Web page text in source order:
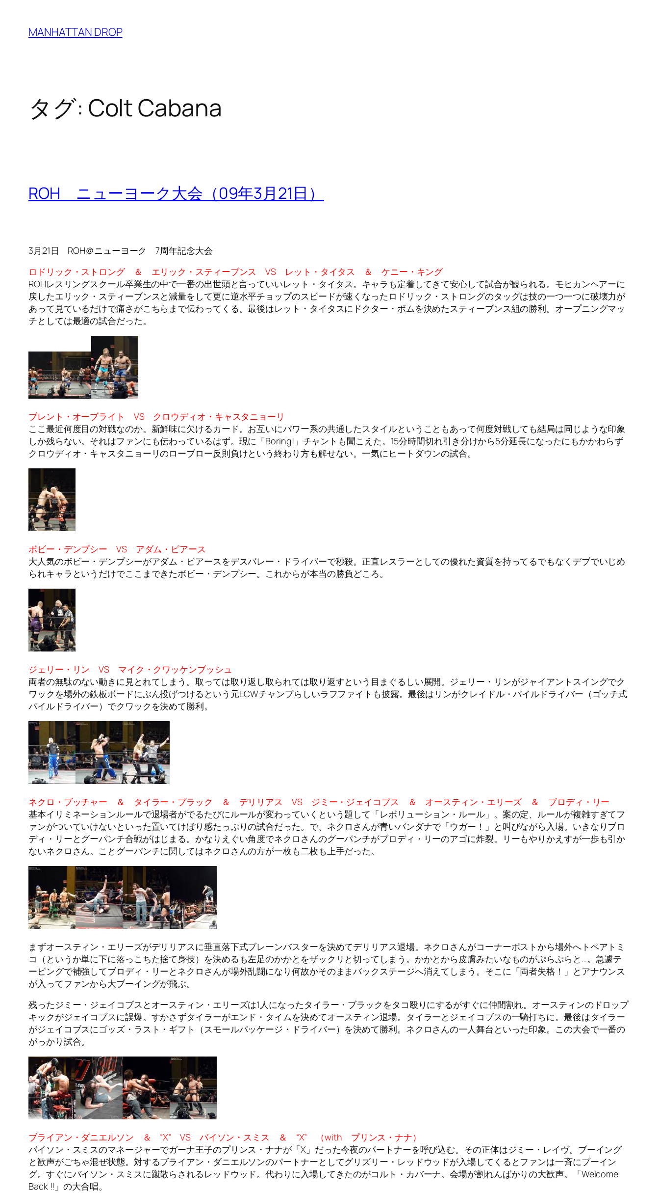
MANHATTAN DROP
タグ: Colt Cabana
ROH ニューヨーク大会（09年3月21日）
3月21日 ROH＠ニューヨーク 7周年記念大会
ロドリック・ストロング ＆ エリック・スティーブンス VS レット・タイタス ＆ ケニー・キング
ROHレスリングスクール卒業生の中で一番の出世頭と言っていいレット・タイタス。キャラも定着してきて安心して試合が観られる。モヒカンヘアーに
戻したエリック・スティーブンスと減量をして更に逆水平チョップのスピードが速くなったロドリック・ストロングのタッグは技の一つ一つに破壊力が
あって見ているだけで痛さがこちらまで伝わってくる。最後はレット・タイタスにドクター・ボムを決めたスティーブンス組の勝利。オープニングマッ
チとしては最適の試合だった。
ブレント・オーブライト VS クロウディオ・キャスタニョーリ
ここ最近何度目の対戦なのか。新鮮味に欠けるカード。お互いにパワー系の共通したスタイルということもあって何度対戦しても結局は同じような印象
しか残らない。それはファンにも伝わっているはず。現に「Boring!」チャントも聞こえた。15分時間切れ引き分けから5分延長になったにもかかわらず
クロウディオ・キャスタニョーリのローブロー反則負けという終わり方も解せない。一気にヒートダウンの試合。
ボビー・デンプシー VS アダム・ピアース
大人気のボビー・デンプシーがアダム・ピアースをデスバレー・ドライバーで秒殺。正直レスラーとしての優れた資質を持ってるでもなくデブでいじめ
られキャラというだけでここまできたボビー・デンプシー。これからが本当の勝負どころ。
ジェリー・リン VS マイク・クワッケンブッシュ
両者の無駄のない動きに見とれてしまう。取っては取り返し取られては取り返すという目まぐるしい展開。ジェリー・リンがジャイアントスイングでク
ワックを場外の鉄板ボードにぶん投げつけるという元ECWチャンプらしいラフファイトも披露。最後はリンがクレイドル・パイルドライバー（ゴッチ式
パイルドライバー）でクワックを決めて勝利。
ネクロ・ブッチャー ＆ タイラー・ブラック ＆ デリリアス VS ジミー・ジェイコブス ＆ オースティン・エリーズ ＆ ブロディ・リー
基本イリミネーションルールで退場者がでるたびにルールが変わっていくという題して「レボリューション・ルール」。案の定、ルールが複雑すぎてフ
ァンがついていけないといった置いてけぼり感たっぷりの試合だった。で、ネクロさんが青いバンダナで「ウガー！」と叫びながら入場。いきなりブロ
ディ・リーとグーパンチ合戦がはじまる。かなりえぐい角度でネクロさんのグーパンチがブロディ・リーのアゴに炸裂。リーもやりかえすが一歩も引か
ないネクロさん。ことグーパンチに関してはネクロさんの方が一枚も二枚も上手だった。
まずオースティン・エリーズがデリリアスに垂直落下式ブレーンバスターを決めてデリリアス退場。ネクロさんがコーナーポストから場外へトペアトミ
コ（というか単に下に落っこちた捨て身技）を決めるも左足のかかとをザックリと切ってしまう。かかとから皮膚みたいなものがぷらぷらと…。急遽テ
ーピングで補強してブロディ・リーとネクロさんが場外乱闘になり何故かそのままバックステージへ消えてしまう。そこに「両者失格！」とアナウンス
が入ってファンから大ブーイングが飛ぶ。
残ったジミー・ジェイコブスとオースティン・エリーズは1人になったタイラー・ブラックをタコ殴りにするがすぐに仲間割れ。オースティンのドロップ
キックがジェイコブスに誤爆。すかさずタイラーがエンド・タイムを決めてオースティン退場。タイラーとジェイコブスの一騎打ちに。最後はタイラー
がジェイコブスにゴッズ・ラスト・ギフト（スモールパッケージ・ドライバー）を決めて勝利。ネクロさんの一人舞台といった印象。この大会で一番の
がっかり試合。
ブライアン・ダニエルソン ＆ “X” VS バイソン・スミス ＆ “X” （with プリンス・ナナ）
バイソン・スミスのマネージャーでガーナ王子のプリンス・ナナが「X」だった今夜のパートナーを呼び込む。その正体はジミー・レイヴ。ブーイング
と歓声がごちゃ混ぜ状態。対するブライアン・ダニエルソンのパートナーとしてグリズリー・レッドウッドが入場してくるとファンは一斉にブーイン
グ。すぐにバイソン・スミスに蹴散らされるレッドウッド。代わりに入場してきたのがコルト・カバーナ。会場が割れんばかりの大歓声。「Welcome
Back !!」の大合唱。